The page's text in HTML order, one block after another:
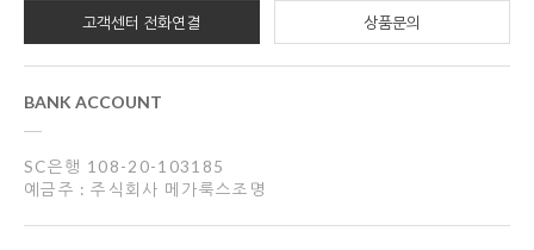
고객센터 전화연결 상품문의
BANK ACCOUNT
SC은행 108-20-103185
예금주 : 주식회사 메가룩스조명